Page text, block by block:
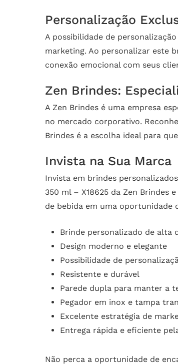
Personalização
A possibilidade de
marketing. Ao personalizar este
conexão emocional com seus
Zen Brindes:
A Zen Brindes é uma empresa
no mercado corporativo.
Brindes é a escolha ideal para
Invista na Sua Marca
Invista em brindes
350 ml – X18625 da Zen Brindes
de bebida em uma oportunidade
Brinde personalizado de alta
Design moderno e elegante
Possibilidade de
Resistente e durável
Parede dupla para manter a
Pegador em inox e tampa
Excelente estratégia de
Entrega rápida e eficiente
Não perca a oportunidade de